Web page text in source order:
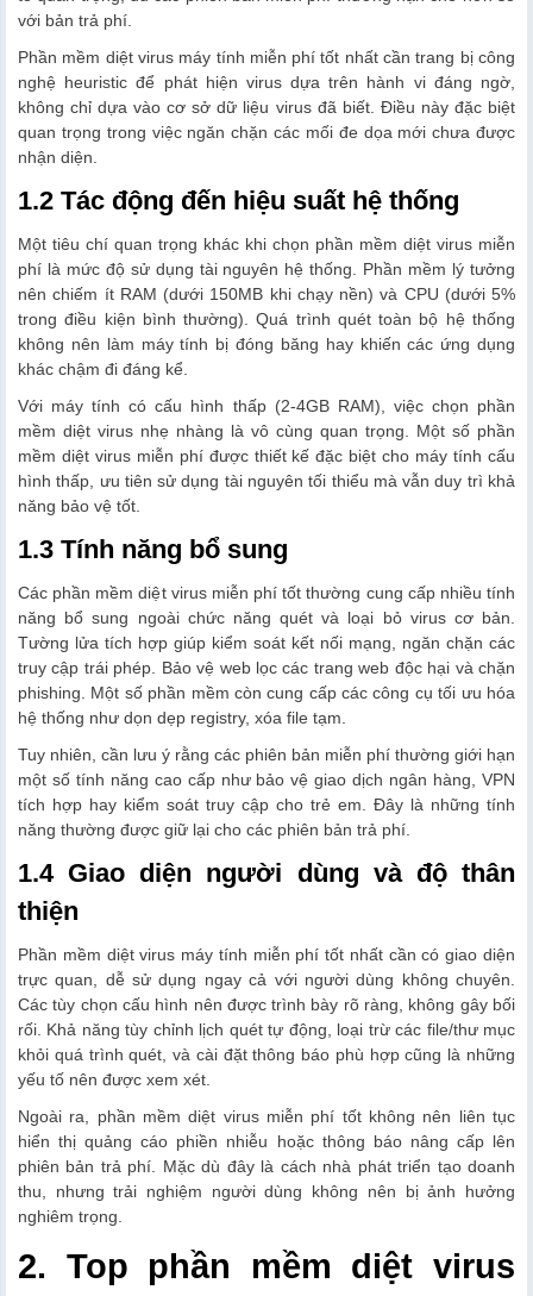
với bản trả phí.
Phần mềm diệt virus máy tính miễn phí tốt nhất cần trang bị công
nghệ heuristic để phát hiện virus dựa trên hành vi đáng ngờ,
không chỉ dựa vào cơ sở dữ liệu virus đã biết. Điều này đặc biệt
quan trọng trong việc ngăn chặn các mối đe dọa mới chưa được
nhận diện.
1.2 Tác động đến hiệu suất hệ thống
Một tiêu chí quan trọng khác khi chọn phần mềm diệt virus miễn
phí là mức độ sử dụng tài nguyên hệ thống. Phần mềm lý tưởng
nên chiếm ít RAM (dưới 150MB khi chạy nền) và CPU (dưới 5%
trong điều kiện bình thường). Quá trình quét toàn bộ hệ thống
không nên làm máy tính bị đóng băng hay khiến các ứng dụng
khác chậm đi đáng kể.
Với máy tính có cấu hình thấp (2-4GB RAM), việc chọn phần
mềm diệt virus nhẹ nhàng là vô cùng quan trọng. Một số phần
mềm diệt virus miễn phí được thiết kế đặc biệt cho máy tính cấu
hình thấp, ưu tiên sử dụng tài nguyên tối thiểu mà vẫn duy trì khả
năng bảo vệ tốt.
1.3 Tính năng bổ sung
Các phần mềm diệt virus miễn phí tốt thường cung cấp nhiều tính
năng bổ sung ngoài chức năng quét và loại bỏ virus cơ bản.
Tường lửa tích hợp giúp kiểm soát kết nối mạng, ngăn chặn các
truy cập trái phép. Bảo vệ web lọc các trang web độc hại và chặn
phishing. Một số phần mềm còn cung cấp các công cụ tối ưu hóa
hệ thống như dọn dẹp registry, xóa file tạm.
Tuy nhiên, cần lưu ý rằng các phiên bản miễn phí thường giới hạn
một số tính năng cao cấp như bảo vệ giao dịch ngân hàng, VPN
tích hợp hay kiểm soát truy cập cho trẻ em. Đây là những tính
năng thường được giữ lại cho các phiên bản trả phí.
1.4 Giao diện người dùng và độ thân
thiện
Phần mềm diệt virus máy tính miễn phí tốt nhất cần có giao diện
trực quan, dễ sử dụng ngay cả với người dùng không chuyên.
Các tùy chọn cấu hình nên được trình bày rõ ràng, không gây bối
rối. Khả năng tùy chỉnh lịch quét tự động, loại trừ các file/thư mục
khỏi quá trình quét, và cài đặt thông báo phù hợp cũng là những
yếu tố nên được xem xét.
Ngoài ra, phần mềm diệt virus miễn phí tốt không nên liên tục
hiển thị quảng cáo phiền nhiễu hoặc thông báo nâng cấp lên
phiên bản trả phí. Mặc dù đây là cách nhà phát triển tạo doanh
thu, nhưng trải nghiệm người dùng không nên bị ảnh hưởng
nghiêm trọng.
2. Top phần mềm diệt virus